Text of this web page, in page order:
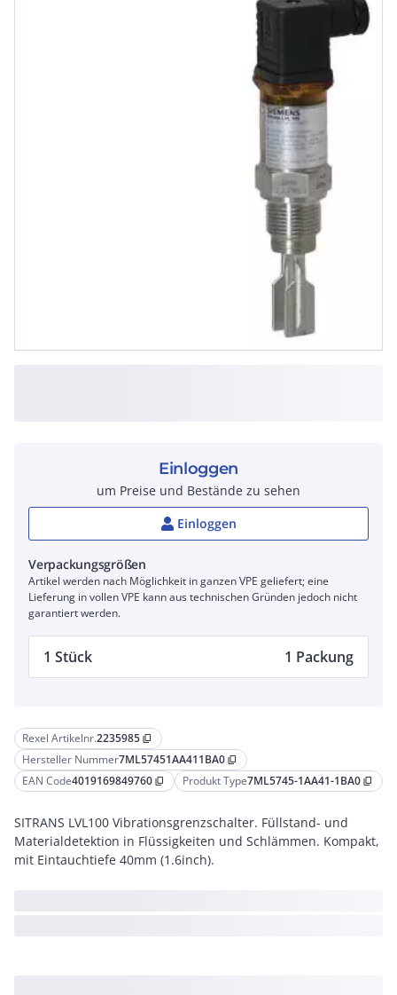
Kompakt, mit Eintauchtiefe 40mm
Rexel Artikelnr.2235985 content_copy
Hersteller Nummer7ML57451AA411BA0 content_copy
EAN Code4019169849760 content_copy Produkt Type7ML5745-1AA41-1BA0 content_copy
SITRANS LVL100 Vibrationsgrenzschalter. Füllstand- und
Materialdetektion in Flüssigkeiten und Schlämmen. Kompakt,
mit Eintauchtiefe 40mm (1.6inch).
Einloggen
um Preise und Bestände zu sehen
Einloggen
Verpackungsgrößen
Artikel werden nach Möglichkeit in ganzen VPE geliefert; eine
Lieferung in vollen VPE kann aus technischen Gründen jedoch nicht
garantiert werden.
1 Stück 1 Packung